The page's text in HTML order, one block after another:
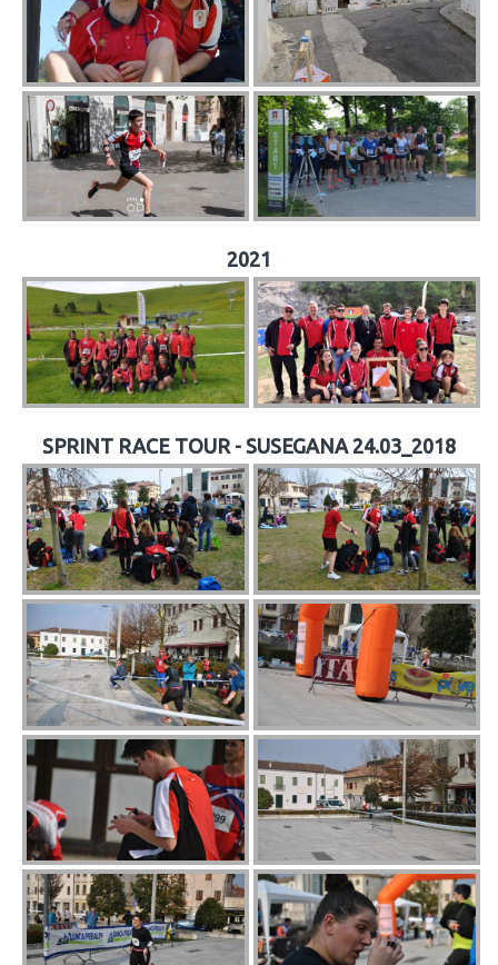
2021
SPRINT RACE TOUR - SUSEGANA 24.03_2018